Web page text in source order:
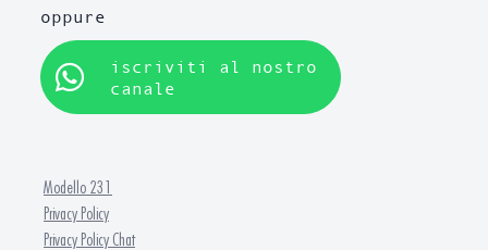
oppure
iscriviti al nostro
canale
Modello 231
Privacy Policy
Privacy Policy Chat